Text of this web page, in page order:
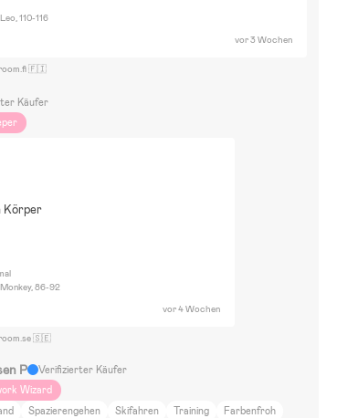
110-116
vor 3 Wochen
🇫🇮
Käufer
Körper
86-92
vor 4 Wochen
🇸🇪
P
Verifizierter Käufer
Wizard
Spazierengehen Skifahren Training
Farbenfroh